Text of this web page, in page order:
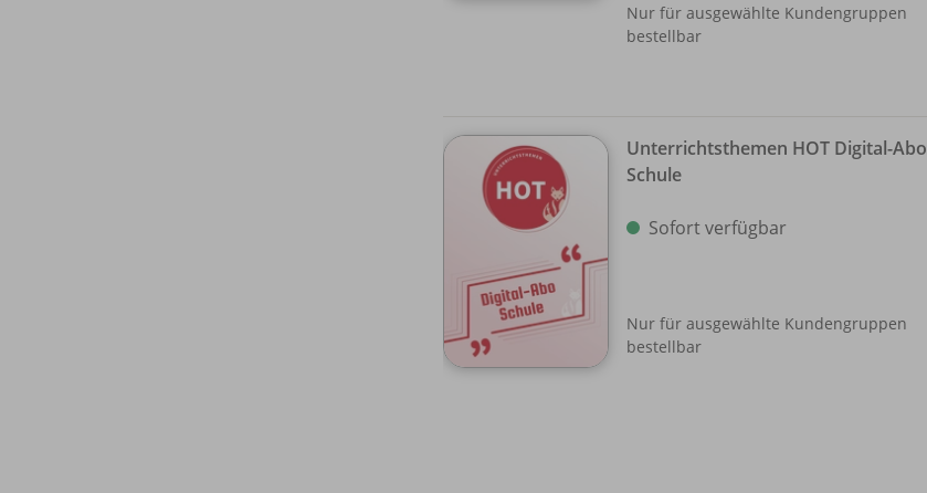
Nur für ausgewählte Kundengruppen
bestellbar
Unterrichtsthemen HOT Digital-Abo
Schule
Sofort verfügbar
Nur für ausgewählte Kundengruppen
bestellbar